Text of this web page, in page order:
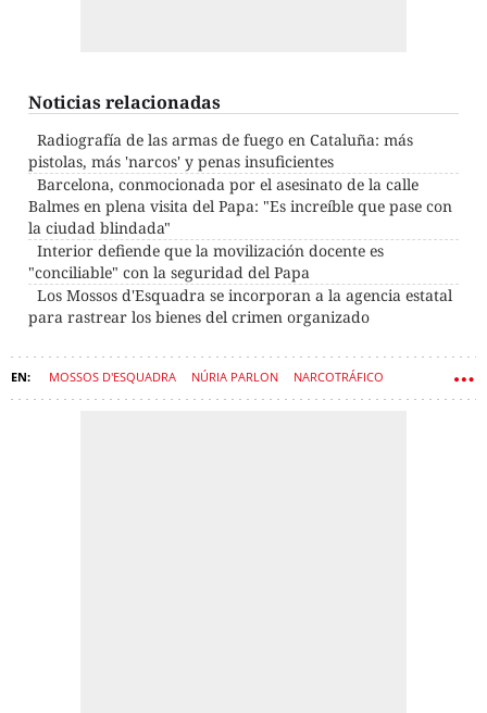
Noticias relacionadas
Radiografía de las armas de fuego en Cataluña: más
pistolas, más 'narcos' y penas insuficientes
Barcelona, conmocionada por el asesinato de la calle
Balmes en plena visita del Papa: "Es increíble que pase con
la ciudad blindada"
Interior defiende que la movilización docente es
"conciliable" con la seguridad del Papa
Los Mossos d'Esquadra se incorporan a la agencia estatal
para rastrear los bienes del crimen organizado
MOSSOS D'ESQUADRA NÚRIA PARLON NARCOTRÁFICO